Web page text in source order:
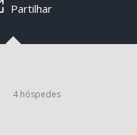
Partilhar
4 hóspedes